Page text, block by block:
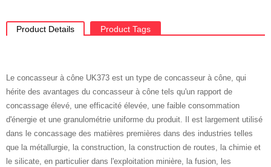
Product Details Product Tags
Le concasseur à cône UK373 est un type de concasseur à cône, qui
hérite des avantages du concasseur à cône tels qu'un rapport de
concassage élevé, une efficacité élevée, une faible consommation
d'énergie et une granulométrie uniforme du produit. Il est largement utilisé
dans le concassage des matières premières dans des industries telles
que la métallurgie, la construction, la construction de routes, la chimie et
le silicate, en particulier dans l'exploitation minière, la fusion, les